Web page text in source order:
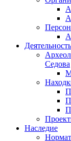
Деятельность
Седова
Наследие